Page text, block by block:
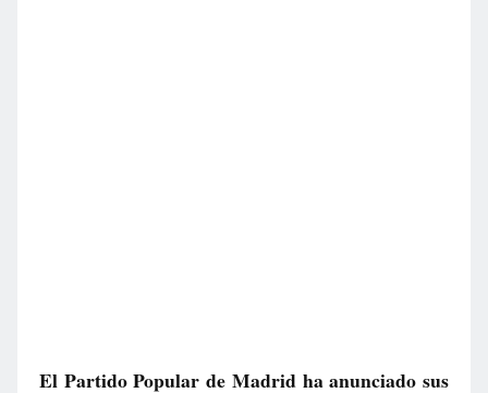
El Partido Popular de Madrid ha anunciado sus